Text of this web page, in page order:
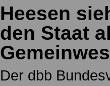
Heesen
den Staat
Der dbb